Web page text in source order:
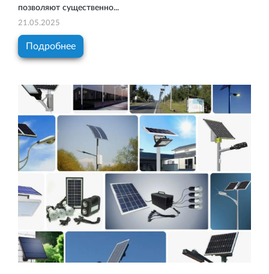
позволяют существенно...
21.05.2025
Подробнее